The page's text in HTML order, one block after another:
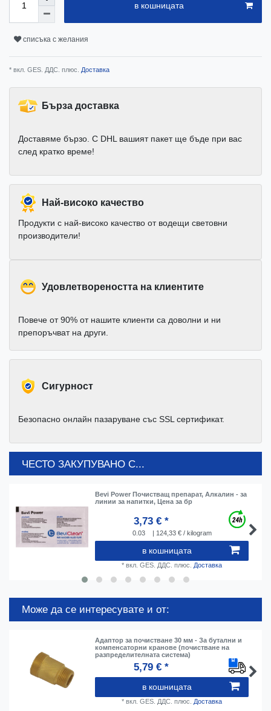
в кошницата
списъка с желания
* вкл. GES. ДДС. плюс. Доставка
Бърза доставка
Доставяме бързо. С DHL вашият пакет ще бъде при вас
след кратко време!
Най-високо качество
Продукти с най-високо качество от водещи световни
производители!
Удовлетвореността на клиентите
Повече от 90% от нашите клиенти са доволни и ни
препоръчват на други.
Cигурност
Безопасно онлайн пазаруване със SSL сертификат.
ЧЕСТО ЗАКУПУВАНО С...
Bevi Power Почистващ препарат, Алкалин - за
линии за напитки, Цена за бр
3,73 € *
0.03 | 124,33 € / kilogram
в кошницата
* вкл. GES. ДДС. плюс. Доставка
Може да се интересувате и от:
Адаптор за почистване 30 мм - За бутални и
компенсаторни кранове (почистване на
разпределителната система)
5,79 € *
в кошницата
* вкл. GES. ДДС. плюс. Доставка